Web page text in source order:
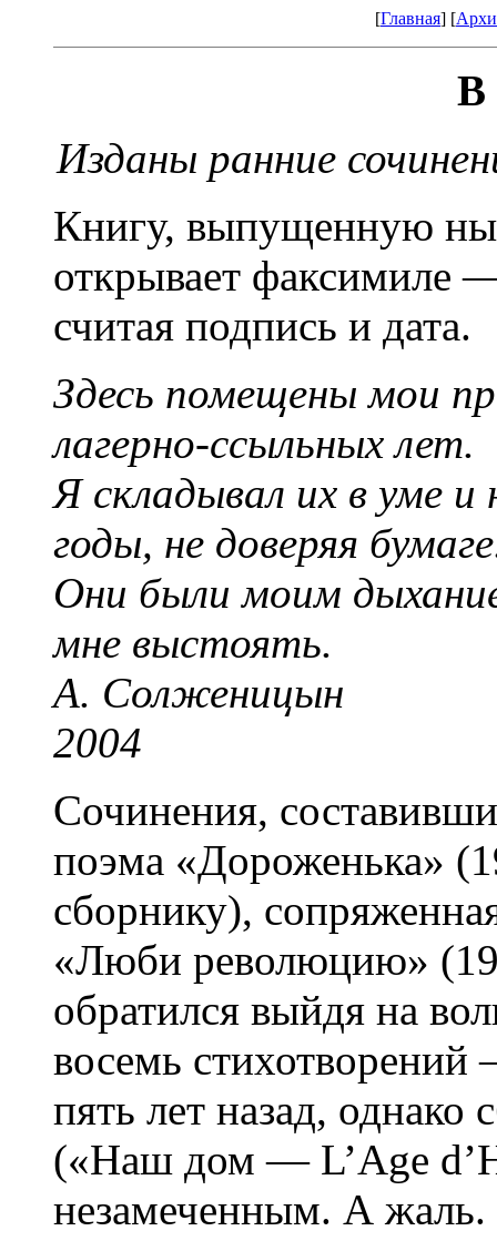
[Главная] [
В
Изданы ранние
Книгу, выпущенную
открывает факсимиле
считая подпись и дата.
Здесь помещены мои
лагерно-ссыльных лет.
Я складывал их в уме и
годы, не доверяя
Они были моим
мне выстоять.
А. Солженицын
2004
Сочинения,
поэма «Дороженька»
сборнику),
«Люби революцию»
обратился выйдя на
восемь
пять лет назад, однако
(«Наш дом — L’Age
незамеченным. А жаль.